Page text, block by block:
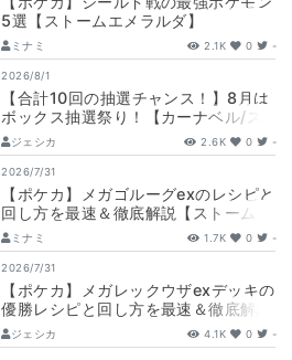
5選【ストームエメラルダ】
ミナミ 2.1K 0 -
2026/8/1
【合計10回の抽選チャンス！】8月は
ボックス抽選祭り！【カーナベル/ス
トームエメラルダ】
ジェシカ 2.6K 0 -
2026/7/31
【ポケカ】メガゴルーグexのレシピと
回し方を最速＆徹底解説【ストームエ
メラルダ】
ミナミ 1.7K 0 -
2026/7/31
【ポケカ】メガレックウザexデッキの
優勝レシピと回し方を最速＆徹底解説
【ストームエメラルダ】
ジェシカ 4.1K 0 -